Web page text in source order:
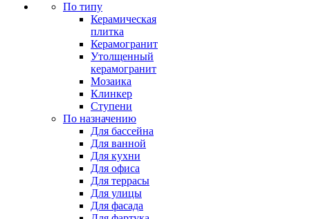
По типу
Керамическая
плитка
Керамогранит
Утолщенный
керамогранит
Мозаика
Клинкер
Ступени
По назначению
Для бассейна
Для ванной
Для кухни
Для офиса
Для террасы
Для улицы
Для фасада